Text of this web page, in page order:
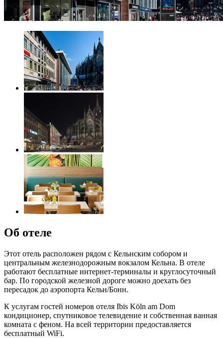
Об отеле
Этот отель расположен рядом с Кельнским собором и
центральным железнодорожным вокзалом Кельна. В отеле
работают бесплатные интернет-терминалы и круглосуточный
бар. По городской железной дороге можно доехать без
пересадок до аэропорта Кельн/Бонн.
К услугам гостей номеров отеля Ibis Köln am Dom
кондиционер, спутниковое телевидение и собственная ванная
комната с феном. На всей территории предоставляется
бесплатный WiFi.